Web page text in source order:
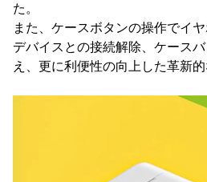
た。
また、ケースボタンの操作でイ
デバイスとの接続解除、ケース
え、更に利便性の向上した革新的